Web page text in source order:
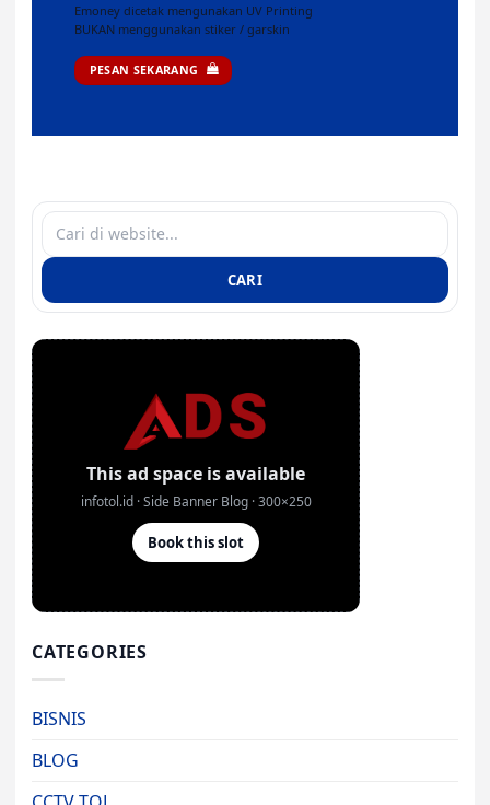
Emoney dicetak mengunakan UV Printing
BUKAN menggunakan stiker / garskin
PESAN SEKARANG
CARI
CATEGORIES
BISNIS
BLOG